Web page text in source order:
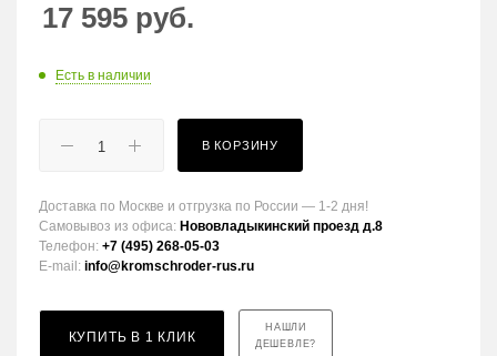
17 595 руб.
Есть в наличии
В КОРЗИНУ
Доставка по Москве и отгрузка по России — 1-2 дня!
Самовывоз из офиса: Нововладыкинский проезд д.8
Телефон: +7 (495) 268-05-03
E-mail: info@kromschroder-rus.ru
КУПИТЬ В 1 КЛИК
НАШЛИ
ДЕШЕВЛЕ?